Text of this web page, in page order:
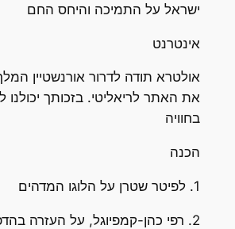
ישראל על התמיכה והיחס החם
אינטרנט
אולטרא תודה לדרור אורנשטיין
את האתר לריאליטי. בזכותך
בחוויה
הכנה
1. לפיטר שטרן על הלוגו המדהים
2. רפי כהן-קמפיוגל, על העזרה